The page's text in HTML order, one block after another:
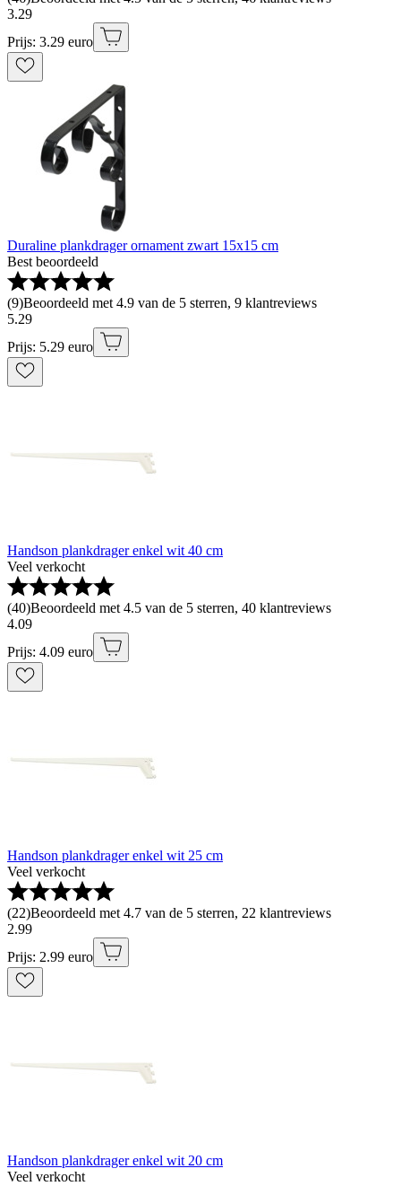
3.29
Prijs: 3.29 euro
Duraline plankdrager ornament zwart 15x15 cm
Best beoordeeld
(9)Beoordeeld met 4.9 van de 5 sterren, 9 klantreviews
5.29
Prijs: 5.29 euro
Handson plankdrager enkel wit 40 cm
Veel verkocht
(40)Beoordeeld met 4.5 van de 5 sterren, 40 klantreviews
4.09
Prijs: 4.09 euro
Handson plankdrager enkel wit 25 cm
Veel verkocht
(22)Beoordeeld met 4.7 van de 5 sterren, 22 klantreviews
2.99
Prijs: 2.99 euro
Handson plankdrager enkel wit 20 cm
Veel verkocht